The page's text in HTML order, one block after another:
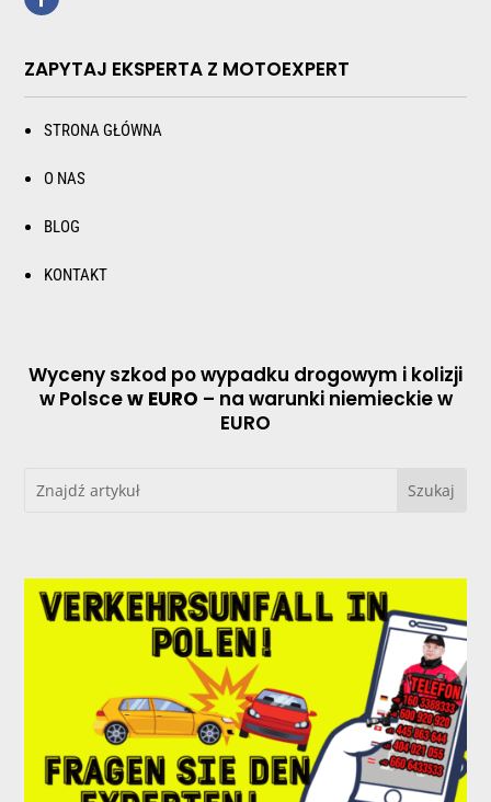
ZAPYTAJ EKSPERTA Z MOTOEXPERT
STRONA GŁÓWNA
O NAS
BLOG
KONTAKT
Wyceny szkod po wypadku drogowym i kolizji
w Polscew EURO – na warunki niemieckie w
EURO